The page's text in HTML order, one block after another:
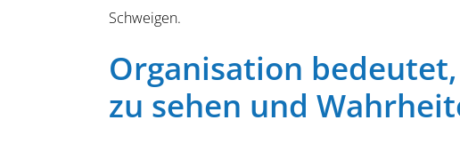
Schweigen.
Organi­sation
zu sehen und